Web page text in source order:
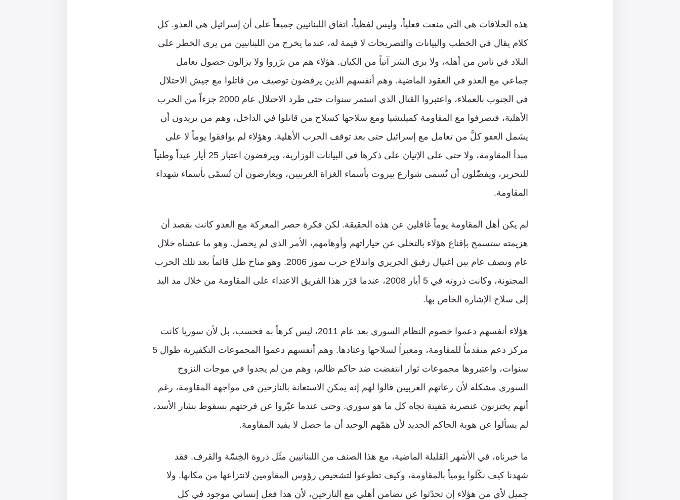
هذه الخلافات هي التي منعت فعلياً، وليس لفظياً، اتفاق اللبنانيين جميعاً على أن إسرائيل هي العدو. كل
كلام يقال في الخطب والبيانات والتصريحات لا قيمة له، عندما يخرج من اللبنانيين من يرى الخطر على
البلاد في ناس من أهله، ولا يرى الشر آتياً من الكيان. هؤلاء هم من برّروا ولا يزالون حصول تعامل
جماعي مع العدو في العقود الماضية. وهم أنفسهم الذين يرفضون توصيف من قاتلوا مع جيش الاحتلال
في الجنوب بالعملاء، واعتبروا القتال الذي استمر سنوات حتى طرد الاحتلال عام 2000 جزءاً من الحرب
الأهلية، فتصرفوا مع المقاومة كميليشيا ومع سلاحها كسلاح من قاتلوا في الداخل، وهم من يريدون أن
يشمل العفو كلَّ من تعامل مع إسرائيل حتى بعد توقف الحرب الأهلية. وهؤلاء لم يوافقوا يوماً لا على
مبدأ المقاومة، ولا حتى على الإتيان على ذكرها في البيانات الوزارية، ويرفضون اعتبار 25 أيار عيداً وطنياً
للتحرير، ويفضّلون أن تُسمى شوارع بيروت بأسماء الغزاة الغربيين، ويعارضون أن تُسمّى بأسماء شهداء
المقاومة.
لم يكن أهل المقاومة يوماً غافلين عن هذه الحقيقة. لكن فكرة حصر المعركة مع العدو كانت بقصد أن
هزيمته ستسمح بإقناع هؤلاء بالتخلي عن خياراتهم وأوهامهم، الأمر الذي لم يحصل. وهو ما عشناه خلال
عام ونصف عام بين اغتيال رفيق الحريري واندلاع حرب تموز 2006. وهو مناخ ظل قائماً بعد تلك الحرب
المجنونة، وكانت ذروته في 5 أيار 2008، عندما قرّر هذا الفريق الاعتداء على المقاومة من خلال مد اليد
إلى سلاح الإشارة الخاص بها.
هؤلاء أنفسهم دعموا خصوم النظام السوري بعد عام 2011، ليس كرهاً به فحسب، بل لأن سوريا كانت
مركز دعم متقدماً للمقاومة، ومعبراً لسلاحها وعتادها. وهم أنفسهم دعموا المجموعات التكفيرية طوال 5
سنوات، واعتبروها مجموعات ثوار انتفضت ضد حاكم ظالم، وهم من لم يجدوا في موجات النزوح
السوري مشكلة لأن رعاتهم الغربيين قالوا لهم إنه يمكن الاستعانة بالنازحين في مواجهة المقاومة، رغم
أنهم يختزنون عنصرية مَقيتة تجاه كل ما هو سوري. وحتى عندما عبّروا عن فرحتهم بسقوط بشار الأسد،
لم يسألوا عن هوية الحاكم الجديد لأن همّهم الوحيد أن ما حصل لا يفيد المقاومة.
ما خبرناه، في الأشهر القليلة الماضية، مع هذا الصنف من اللبنانيين مثّل ذروة الخِسّة والقرف. فقد
شهدنا كيف نكّلوا يومياً بالمقاومة، وكيف تطوعوا لتشخيص رؤوس المقاومين لانتزاعها من مكانها. ولا
جميل لأي من هؤلاء إن تحدّثوا عن تضامن أهلي مع النازحين، لأن هذا فعل إنساني موجود في كل